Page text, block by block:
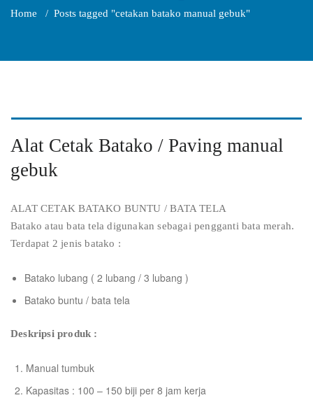
Home / Posts tagged "cetakan batako manual gebuk"
Alat Cetak Batako / Paving manual
gebuk
ALAT CETAK BATAKO BUNTU / BATA TELA
Batako atau bata tela digunakan sebagai pengganti bata merah.
Terdapat 2 jenis batako :
Batako lubang ( 2 lubang / 3 lubang )
Batako buntu / bata tela
Deskripsi produk :
Manual tumbuk
Kapasitas : 100 – 150 biji per 8 jam kerja